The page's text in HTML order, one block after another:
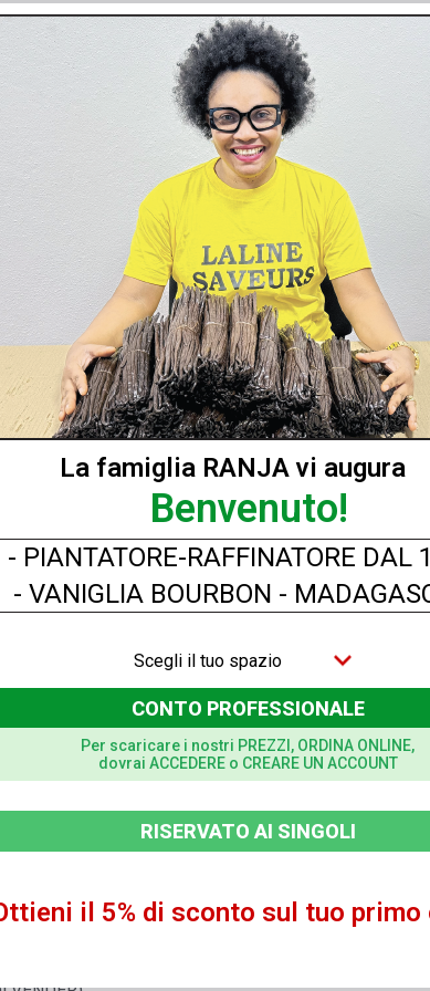
essenziali dei PRODOTTI (sulle schede
alla legge applicabile.
queste informazioni prima di effettuare un ordine sul
tutti i PRODOTTI venduti dal VENDITO sono nuovi
sul SITO. Per effettuare un ordine, il
inizio CUSTOMER, i passaggi possono differire
di acquisto
sua scelta facendo clic sui relativi PRODOTTI e
viene inserito nel cestino del CLIENTE.
e inseriti nel loro carrello, il CLIENTE deve
fatto, gli verrà chiesto di identificarsi o di
del cesto e si è identificato, pubblicherà alla
imposte applicabili e, se applicabile, i costi di
del suo ordine (compresa la quantità, le
prima di convalidarne il contenuto.
dei PRODOTTI secondo le istruzioni sul SITO
Per i prodotti per i quali sono disponibili opzioni,
devono includere tutte le informazioni necessarie
di consegna scelto.
viene visualizzata una pagina sul SITO per
automaticamente al CLIENTE via e-mail, a
inserire le informazioni necessarie per la fattura
La famiglia RANJA vi augura
Benvenuto!
- VANIGLIA BOURBON -
- PIANTATORE-RAFFINATORE DAL
Scegli il tuo spazio
CONTO PROFESSIONALE
RISERVATO AI SINGOLI
Per scaricare i nostri PREZZI, ORDINA ONLINE,
dovrai ACCEDERE o CREARE UN ACCOUNT
il 5% di sconto sul tuo primo